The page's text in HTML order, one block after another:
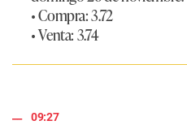
• Compra: 3.72
• Venta: 3.74
09:27